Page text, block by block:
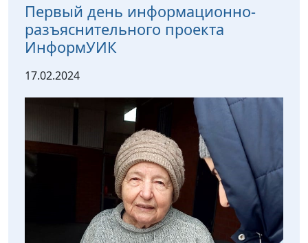
Первый день информационно-
разъяснительного проекта
ИнформУИК
17.02.2024